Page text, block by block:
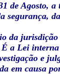
de Agosto,
segurança,
da
a Lei
e
em causa